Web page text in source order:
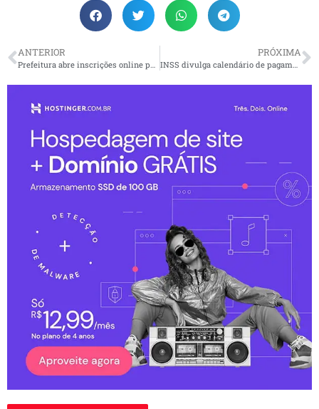
ANTERIOR
Prefeitura abre inscrições online para a Escola de Vela de Ilhabela
PRÓXIMA
INSS divulga calendário de pagamentos para aposentados e pensionistas